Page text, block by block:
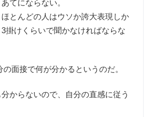
てにならない。
とんどの人はウソか誇大表現しか
掛けくらいで聞かなければならな
面接で何が分かるというのだ。
からないので、自分の直感に従う